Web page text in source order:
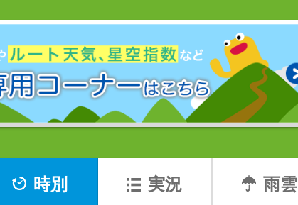
時別 実況 雨雲